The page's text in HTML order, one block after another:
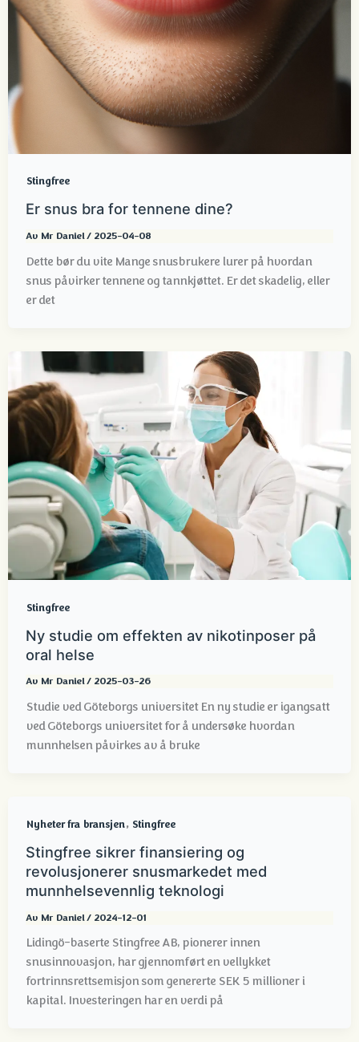
Stingfree
Er snus bra for tennene dine?
Av Mr Daniel/ 2025-04-08
Dette bør du vite Mange snusbrukere lurer på hvordan
snus påvirker tennene og tannkjøttet. Er det skadelig, eller
er det
Stingfree
Ny studie om effekten av nikotinposer på
oral helse
Av Mr Daniel/ 2025-03-26
Studie ved Göteborgs universitet En ny studie er igangsatt
ved Göteborgs universitet for å undersøke hvordan
munnhelsen påvirkes av å bruke
Nyheter fra bransjen, Stingfree
Stingfree sikrer finansiering og
revolusjonerer snusmarkedet med
munnhelsevennlig teknologi
Av Mr Daniel / 2024-12-01
Lidingö-baserte Stingfree AB, pionerer innen
snusinnovasjon, har gjennomført en vellykket
fortrinnsrettsemisjon som genererte SEK 5 millioner i
kapital. Investeringen har en verdi på